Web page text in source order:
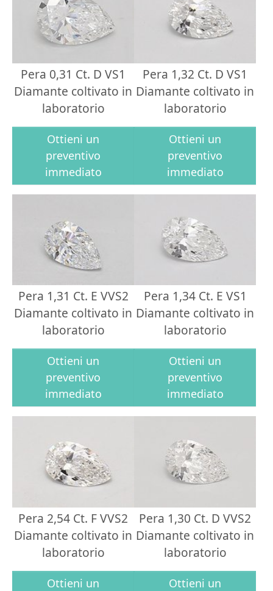
Pera 0,31 Ct. D VS1
Diamante coltivato in
laboratorio
Ottieni un
preventivo
immediato
Pera 1,32 Ct. D VS1
Diamante coltivato in
laboratorio
Ottieni un
preventivo
immediato
Pera 1,31 Ct. E VVS2
Diamante coltivato in
laboratorio
Ottieni un
preventivo
immediato
Pera 1,34 Ct. E VS1
Diamante coltivato in
laboratorio
Ottieni un
preventivo
immediato
Pera 2,54 Ct. F VVS2
Diamante coltivato in
laboratorio
Ottieni un
Pera 1,30 Ct. D VVS2
Diamante coltivato in
laboratorio
Ottieni un